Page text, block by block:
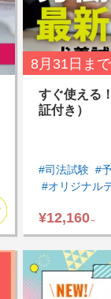
すぐ使える
証付き）
#司法試験 #
#オリジナル
¥12,160 ～
8月31日 まで